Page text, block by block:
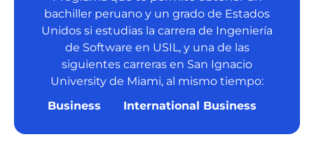
bachiller peruano y un grado de Estados
Unidos si estudias la carrera de Ingeniería
de Software en USIL, y una de las
siguientes carreras en San Ignacio
University de Miami, al mismo tiempo:
Business
International Business